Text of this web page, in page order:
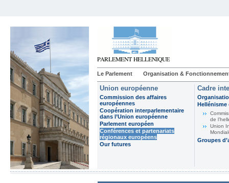
Le Parlement Organisation &
Union européenne
Commission des affaires
européennes
Coopération interparlementaire
dans l’Union européenne
Parlement européen
Conférences et partenariats
régionaux européens
Our futures
Cadre
Hellénisme
de
Union
Groupes